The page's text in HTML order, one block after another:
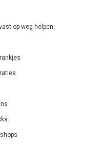
op weg helpen: